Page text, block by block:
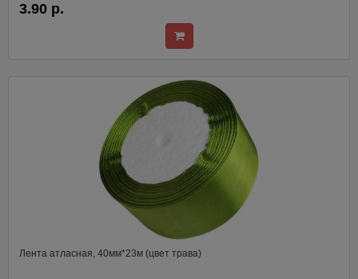
3.90 р.
Лента атласная, 40мм*23м (цвет трава)